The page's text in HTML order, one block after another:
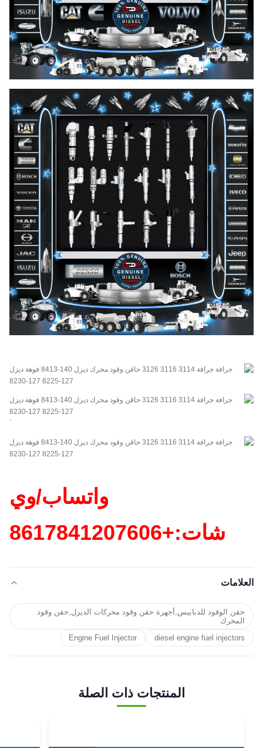
`
واتساب/وي
شات:+8617841207606
العلامات
حقن الوقود للدبابيس,أجهزة حقن وقود محركات الديزل,حقن وقود
المحرك
diesel engine fuel injectors
Engine Fuel Injector
المنتجات ذات الصلة